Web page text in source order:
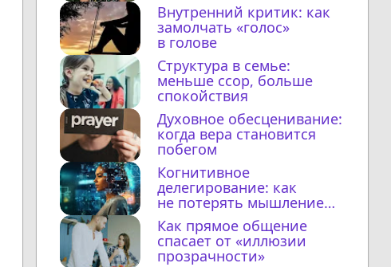
Внутренний критик: как
замолчать «голос»
в голове
Структура в семье:
меньше ссор, больше
спокойствия
Духовное обесценивание:
когда вера становится
побегом
Когнитивное
делегирование: как
не потерять мышление
с ИИ
Как прямое общение
спасает от «иллюзии
прозрачности»